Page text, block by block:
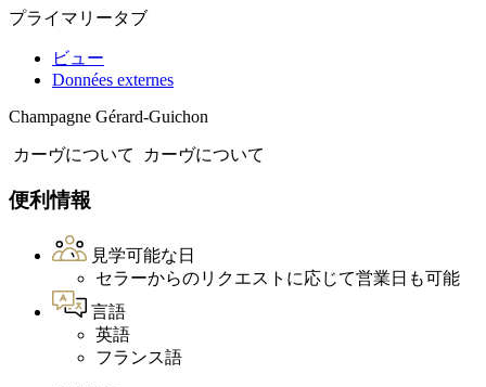
プライマリータブ
ビュー
Données externes
Champagne Gérard-Guichon
カーヴについて カーヴについて
便利情報
見学可能な日
セラーからのリクエストに応じて営業日も可能
言語
英語
フランス語